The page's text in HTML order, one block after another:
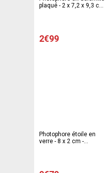
plaqué - 2 x 7,2 x 9,3 cm
2€99
Photophore étoile en
verre - 8 x 2 cm -